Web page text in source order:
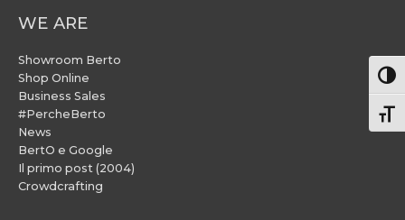
WE ARE
Showroom Berto
Shop Online
Business Sales
#PercheBerto
News
BertO e Google
Il primo post (2004)
Crowdcrafting